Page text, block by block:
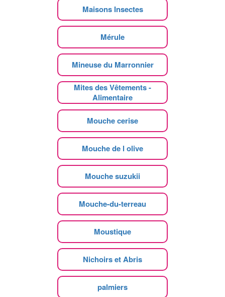
Maisons Insectes
Mérule
Mineuse du Marronnier
Mites des Vêtements -
Alimentaire
Mouche cerise
Mouche de l olive
Mouche suzukii
Mouche-du-terreau
Moustique
Nichoirs et Abris
palmiers